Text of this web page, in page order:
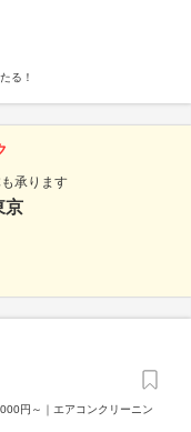
る！
承ります
京
円～｜エアコンクリーニン